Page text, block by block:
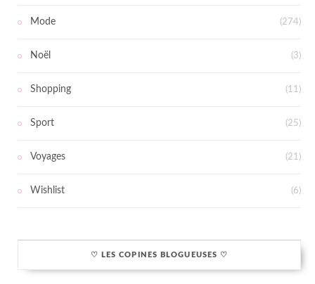
Mode (274)
Noël (3)
Shopping (11)
Sport (25)
Voyages (21)
Wishlist (6)
♡ LES COPINES BLOGUEUSES ♡